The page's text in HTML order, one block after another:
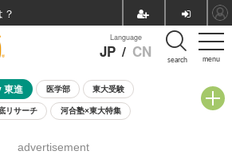
menu
Language
JP / CN search
東進 医学部 東大受験
リサーチ 河合塾×東大特集
8月開催学校説明会・相談会
advertisement